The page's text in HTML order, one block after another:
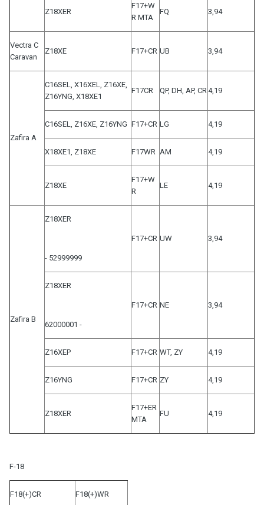
Z18XER
F17+W
R MTA
FQ 3,94
Vectra C
Caravan
Z18XE F17+CR UB 3,94
Zafira A
C16SEL, X16XEL, Z16XE,
Z16YNG, X18XE1
F17CR QP, DH, AP, CR 4,19
C16SEL, Z16XE, Z16YNG F17+CR LG 4,19
X18XE1, Z18XE F17WR AM 4,19
Z18XE
F17+W
R
LE 4,19
Zafira B
Z18XER
- 52999999
F17+CR UW 3,94
Z18XER
62000001 -
F17+CR NE 3,94
Z16XEP F17+CR WT, ZY 4,19
Z16YNG F17+CR ZY 4,19
Z18XER
F17+ER
MTA
FU 4,19
F-18
F18(+)CR F18(+)WR